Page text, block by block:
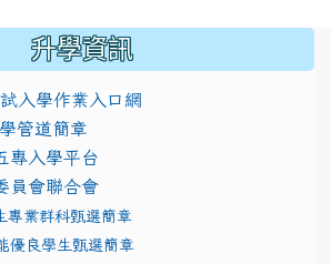
升學資訊
入學作業入口網
modules/
管道簡章
專入學平台
員會聯合會
專業群科甄選簡章
優良學生甄選簡章